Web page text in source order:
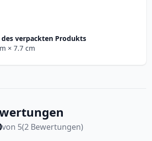
verpackten Produkts
× 7.7 cm
von 5(2 Bewertungen)